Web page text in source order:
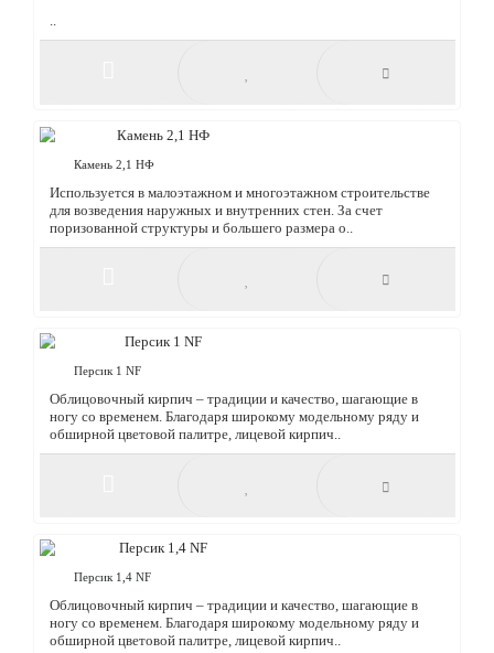
"Кетра 8" 4,5 NF
материал, представляющий собой современную альтернативу
традиционному кирпичу. Являясь экономичным и..
Бавария Рустик 1 NF
..
Используется в малоэтажном и многоэтажном строительстве
для возведения наружных и внутренних стен. За счет
поризованной структуры и большего размера о..